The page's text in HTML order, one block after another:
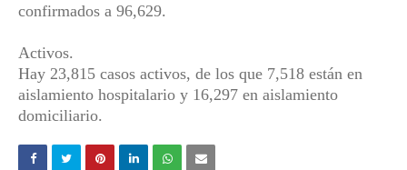
confirmados a 96,629.
Activos.
Hay 23,815 casos activos, de los que 7,518 están en
aislamiento hospitalario y 16,297 en aislamiento
domiciliario.